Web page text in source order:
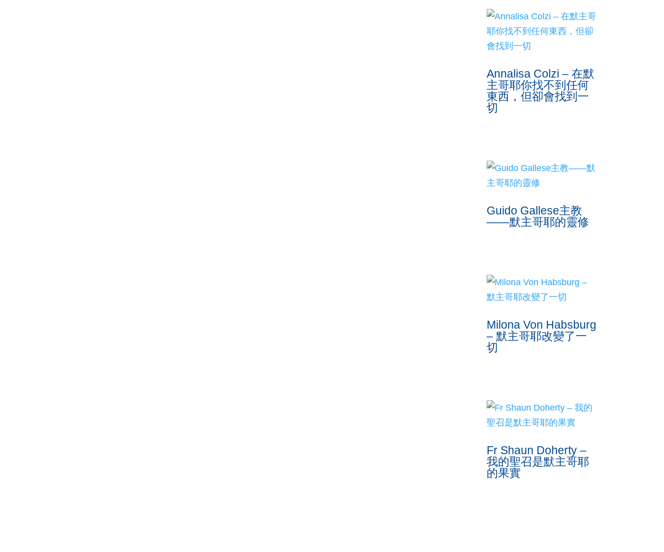
Annalisa Colzi – 在默
主哥耶你找不到任何
東西，但卻會找到一
切
Guido Gallese主教
——默主哥耶的靈修
Milona Von Habsburg
– 默主哥耶改變了一
切
Fr Shaun Doherty –
我的聖召是默主哥耶
的果實